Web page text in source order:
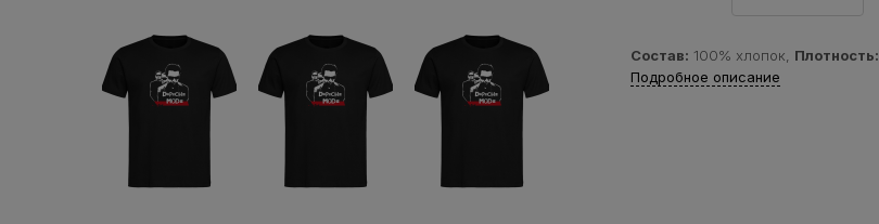
Состав: 100% хлопок, Плотность:
Подробное описание